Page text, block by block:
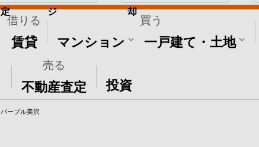
借りる
賃貸
買う
マンション 一戸建て・土地
売る
不動産査定
その他
投資
定 ジ 却
パープル美沢